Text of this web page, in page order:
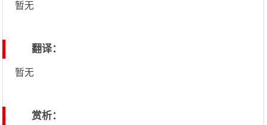
暂无
翻译：
暂无
赏析：